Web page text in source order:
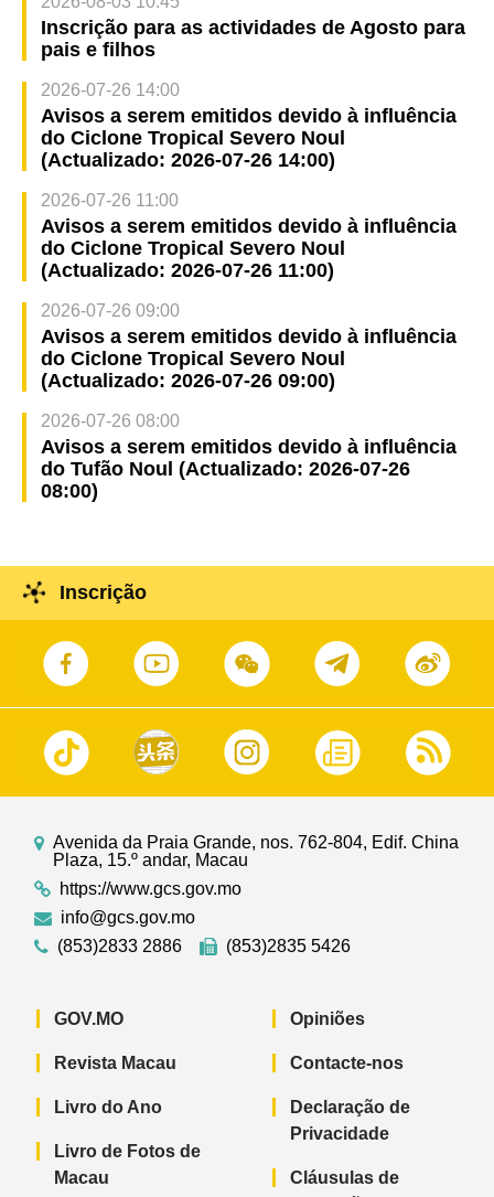
Inscrição para as actividades de Agosto para
pais e filhos
2026-07-26 14:00
Avisos a serem emitidos devido à influência
do Ciclone Tropical Severo Noul
(Actualizado: 2026-07-26 14:00)
2026-07-26 11:00
Avisos a serem emitidos devido à influência
do Ciclone Tropical Severo Noul
(Actualizado: 2026-07-26 11:00)
2026-07-26 09:00
Avisos a serem emitidos devido à influência
do Ciclone Tropical Severo Noul
(Actualizado: 2026-07-26 09:00)
2026-07-26 08:00
Avisos a serem emitidos devido à influência
do Tufão Noul (Actualizado: 2026-07-26
08:00)
Inscrição
Avenida da Praia Grande, nos. 762-804, Edif. China
Plaza, 15.º andar, Macau
https://www.gcs.gov.mo
info@gcs.gov.mo
(853)2833 2886
(853)2835 5426
GOV.MO
Revista Macau
Livro do Ano
Livro de Fotos de
Macau
Opiniões
Contacte-nos
Declaração de
Privacidade
Cláusulas de